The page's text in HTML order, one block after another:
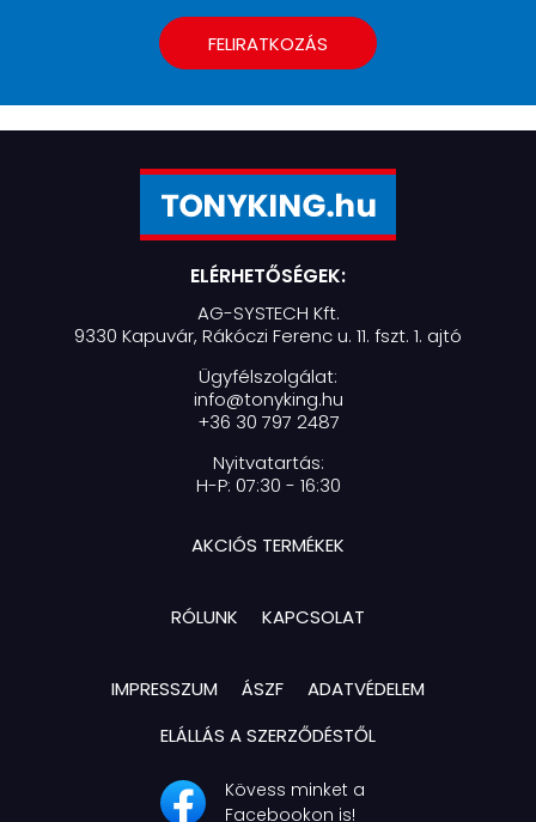
FELIRATKOZÁS
ELÉRHETŐSÉGEK:
AG-SYSTECH Kft.
9330 Kapuvár, Rákóczi Ferenc u. 11. fszt. 1. ajtó
Ügyfélszolgálat:
info@tonyking.hu
+36 30 797 2487
Nyitvatartás:
H-P: 07:30 - 16:30
AKCIÓS TERMÉKEK
RÓLUNK KAPCSOLAT
IMPRESSZUM ÁSZF
ADATVÉDELEM
ELÁLLÁS A SZERZŐDÉSTŐL
Kövess minket a
Facebookon is!